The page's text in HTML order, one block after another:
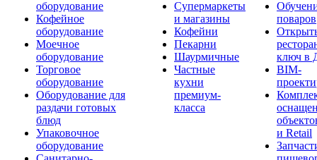
оборудование
Кофейное
оборудование
Моечное
оборудование
Торговое
оборудование
Оборудование для
раздачи готовых
блюд
Упаковочное
оборудование
Супермаркеты
и магазины
Кофейни
Пекарни
Шаурмичные
Частные
кухни
премиум-
класса
поваров
ключ в
BIM-
и Retail